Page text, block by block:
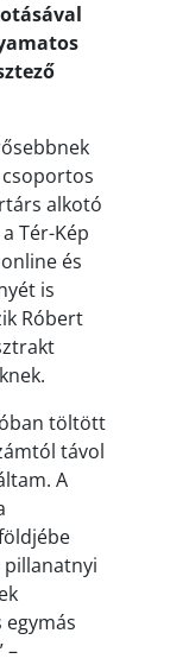
alkotó
Tér-Kép
és
is
Róbert
töltött
távol
A
pillanatnyi
–